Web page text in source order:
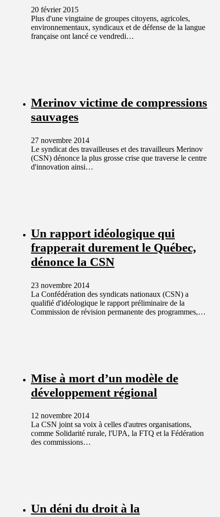
20 février 2015
Plus d'une vingtaine de groupes citoyens, agricoles,
environnementaux, syndicaux et de défense de la langue
française ont lancé ce vendredi…
Merinov victime de compressions
sauvages
27 novembre 2014
Le syndicat des travailleuses et des travailleurs Merinov
(CSN) dénonce la plus grosse crise que traverse le centre
d'innovation ainsi…
Un rapport idéologique qui
frapperait durement le Québec,
dénonce la CSN
23 novembre 2014
La Confédération des syndicats nationaux (CSN) a
qualifié d'idéologique le rapport préliminaire de la
Commission de révision permanente des programmes,…
Mise à mort d’un modèle de
développement régional
12 novembre 2014
La CSN joint sa voix à celles d'autres organisations,
comme Solidarité rurale, l'UPA, la FTQ et la Fédération
des commissions…
Un déni du droit à la